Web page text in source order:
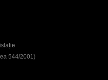
544/2001)